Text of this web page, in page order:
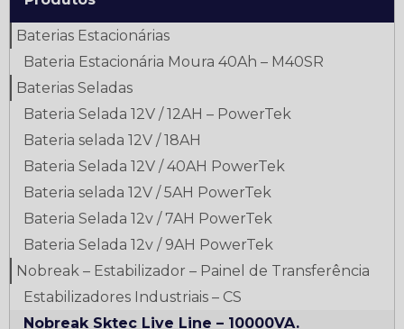
Baterias Estacionárias
Bateria Estacionária Moura 40Ah – M40SR
Baterias Seladas
Bateria Selada 12V / 12AH – PowerTek
Bateria selada 12V / 18AH
Bateria Selada 12V / 40AH PowerTek
Bateria selada 12V / 5AH PowerTek
Bateria Selada 12v / 7AH PowerTek
Bateria Selada 12v / 9AH PowerTek
Nobreak – Estabilizador – Painel de Transferência
Estabilizadores Industriais – CS
Nobreak Sktec Live Line – 10000VA.